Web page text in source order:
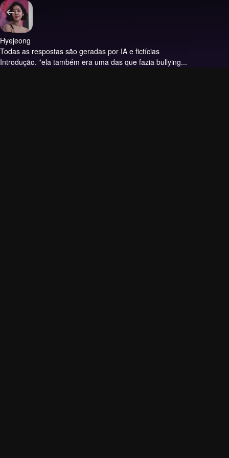
Hyejeong
Todas as respostas são geradas por IA e fictícias
Introdução. *ela também era uma das que fazia bullying...